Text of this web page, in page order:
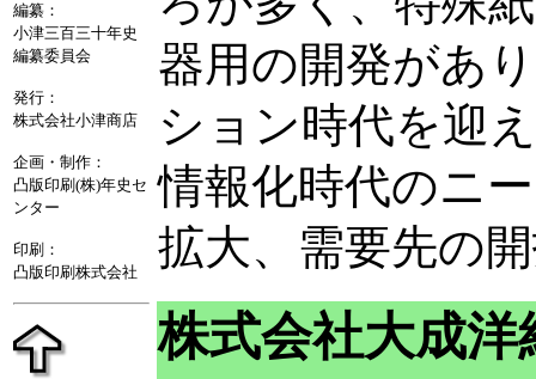
編纂：
小津三百三十年史
編纂委員会
発行：
株式会社小津商店
企画・制作：
凸版印刷(株)年史セ
ンター
印刷：
凸版印刷株式会社
器用の開発があ
ション時代を迎
情報化時代のニ
拡大、需要先の
株式会社大成洋